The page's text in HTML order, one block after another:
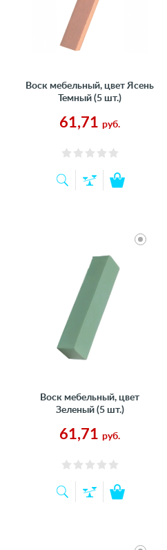
Воск мебельный, цвет Ясень
Темный (5 шт.)
61,71 руб.
Воск мебельный, цвет
Зеленый (5 шт.)
61,71 руб.